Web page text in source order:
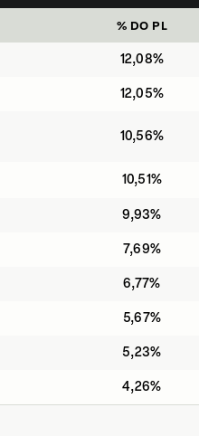
% DO PL
12,08%
12,05%
10,56%
10,51%
9,93%
7,69%
6,77%
5,67%
5,23%
4,26%